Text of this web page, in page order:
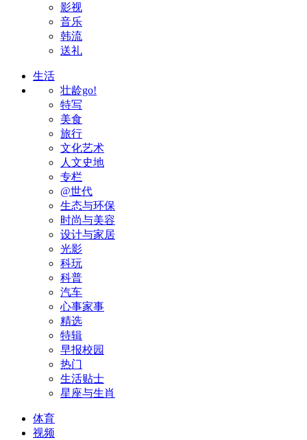
影视
音乐
韩流
送礼
生活
壮龄go!
特写
美食
旅行
文化艺术
人文史地
专栏
@世代
生态与环保
时尚与美容
设计与家居
光影
科玩
科普
汽车
心事家事
精选
特辑
早报校园
热门
生活贴士
星座与生肖
体育
视频